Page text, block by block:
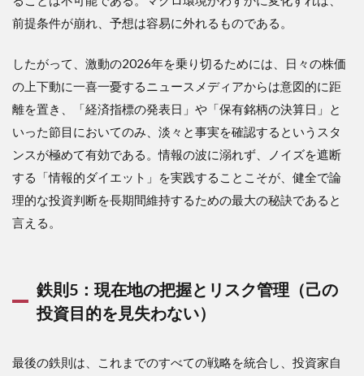
前提条件が崩れ、予想は容易に外れるものである。
したがって、激動の2026年を乗り切るためには、日々の株価
の上下動に一喜一憂するニュースメディアからは意図的に距
離を置き、「経済指標の発表日」や「保有銘柄の決算日」と
いった節目においてのみ、淡々と事実を確認するというスタ
ンスが極めて有効である。情報の波に溺れず、ノイズを遮断
する「情報的ダイエット」を実践することこそが、健全で論
理的な投資判断を長期間維持するための最大の秘訣であると
言える。
鉄則5：現在地の把握とリスク管理（己の
投資目的を見失わない）
最後の鉄則は、これまでのすべての戦略を統合し、投資家自